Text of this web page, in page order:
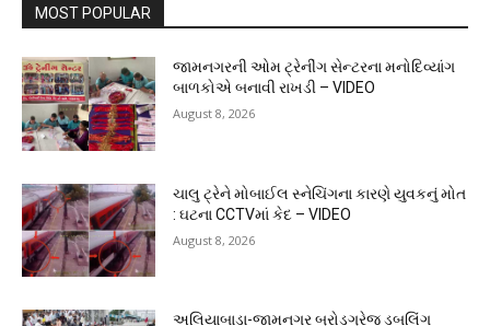
MOST POPULAR
જામનગરની ઓમ ટ્રેનીંગ સેન્ટરના મનોદિવ્યાંગ
બાળકોએ બનાવી રાખડી – VIDEO
August 8, 2026
ચાલુ ટ્રેને મોબાઈલ સ્નેચિંગના કારણે યુવકનું મોત
: ઘટના CCTVમાં કેદ – VIDEO
August 8, 2026
અલિયાબાડા-જામનગર બ્રોડગ્રેજ ડબલિંગ